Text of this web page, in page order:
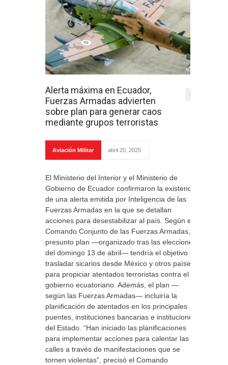
Alerta máxima en Ecuador,
Fuerzas Armadas advierten
sobre plan para generar caos
mediante grupos terroristas
0
Aviación Militar abril 20, 2025
El Ministerio del Interior y el Ministerio de
Gobierno de Ecuador confirmaron la existencia
de una alerta emitida por Inteligencia de las
Fuerzas Armadas en la que se detallan
acciones para desestabilizar al país. Según el
Comando Conjunto de las Fuerzas Armadas, el
presunto plan —organizado tras las elecciones
del domingo 13 de abril— tendría el objetivo de
trasladar sicarios desde México y otros países
para propiciar atentados terroristas contra el
gobierno ecuatoriano. Además, el plan —
según las Fuerzas Armadas— incluiría la
planificación de atentados en los principales
puentes, instituciones bancarias e instituciones
del Estado. “Han iniciado las planificaciones
para implementar acciones para calentar las
calles a través de manifestaciones que se
tornen violentas”, precisó el Comando